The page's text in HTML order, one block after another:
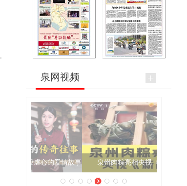
泉网视频
泉州肉粽亮相央视《新闻联播》